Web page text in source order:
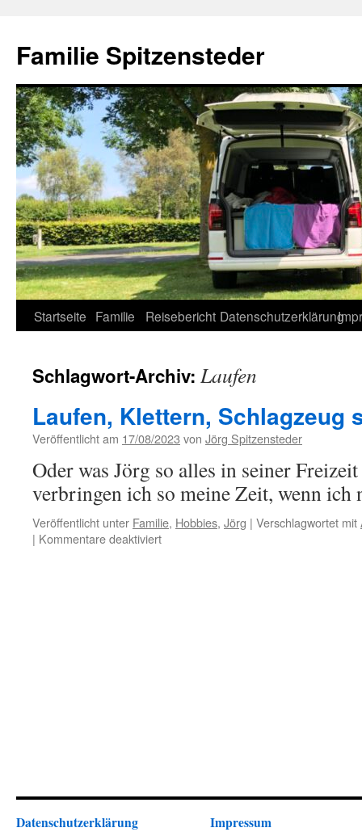
springen
Familie Spitzensteder
Startseite Familie Reisebericht Datenschutzerklärung
Schlagwort-Archiv: Laufen
Laufen, Klettern, Schlagzeug
Veröffentlicht am 17/08/2023 von Jörg Spitzensteder
Oder was Jörg so alles in seiner
verbringen ich so meine Zeit, wenn ich
Veröffentlicht unter Familie, Hobbies, Jörg | Verschlagwortet mit
| Kommentare deaktiviertfür
Datenschutzerklärung Impressum